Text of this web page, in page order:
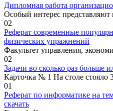
Дипломная работа
Особый интерес
02
Реферат современные
физических упражнений
Факультет управления,
02
Задачи во сколько раз больше
Карточка № 1 На столе стояло
01
Реферат по информатике на
скачать